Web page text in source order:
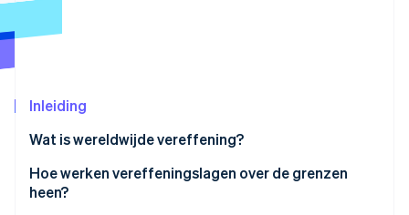
Online identiteitsverificatie
Inleiding
Wat is wereldwijde vereffening?
Hoe werken vereffeningslagen over de grenzen
heen?